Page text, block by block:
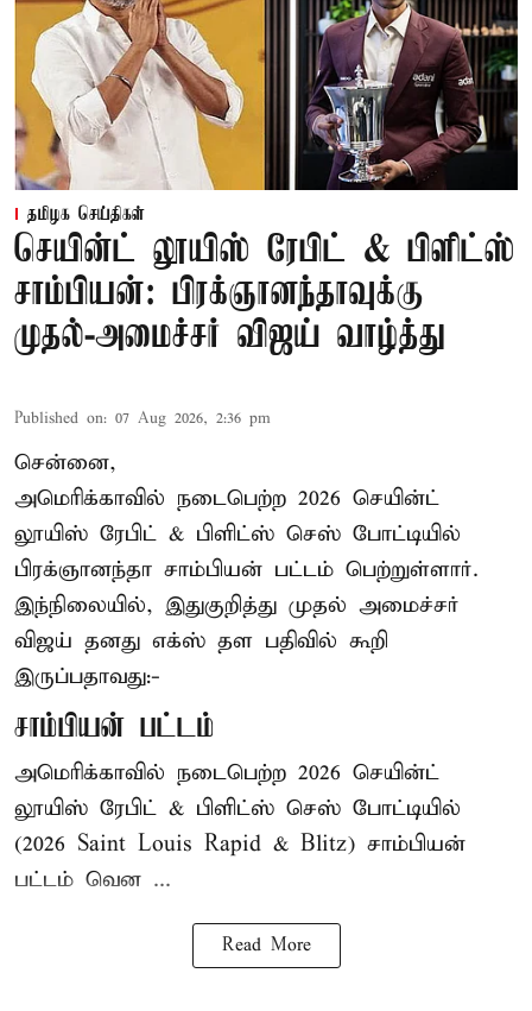
தமிழக செய்திகள்
செயின்ட் லூயிஸ் ரேபிட் & பிளிட்ஸ்
சாம்பியன்: பிரக்ஞானந்தாவுக்கு
முதல்-அமைச்சர் விஜய் வாழ்த்து
Published on: 07 Aug 2026, 2:36 pm
சென்னை,
அமெரிக்காவில் நடைபெற்ற 2026 செயின்ட்
லூயிஸ் ரேபிட் & பிளிட்ஸ் செஸ் போட்டியில்
பிரக்ஞானந்தா சாம்பியன் பட்டம் பெற்றுள்ளார்.
இந்நிலையில், இதுகுறித்து முதல் அமைச்சர்
விஜய் தனது எக்ஸ் தள பதிவில் கூறி
இருப்பதாவது:-
சாம்பியன் பட்டம்
அமெரிக்காவில் நடைபெற்ற 2026 செயின்ட்
லூயிஸ் ரேபிட் & பிளிட்ஸ் செஸ் போட்டியில்
(2026 Saint Louis Rapid & Blitz) சாம்பியன்
பட்டம் வென ...
Read More